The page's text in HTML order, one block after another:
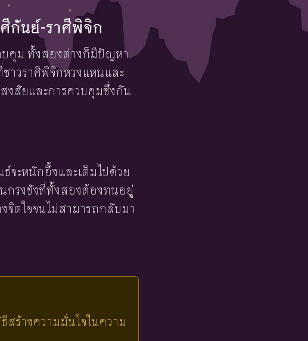
กันย์-ราศีพิจิก
บคุม ทั้งสองต่างก็มีปัญหา
าวราศีพิจิกหวงแหนและ
งสัยและการควบคุมซึ่งกัน
จะหนักอึ้งและเต็มไปด้วย
กรงขังที่ทั้งสองต้องทนอยู่
จิตใจจนไม่สามารถกลับมา
สร้างความมั่นใจในความ